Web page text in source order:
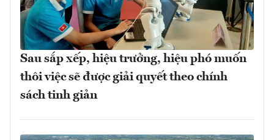
Sau sắp xếp, hiệu trưởng, hiệu phó muốn
thôi việc sẽ được giải quyết theo chính
sách tinh giản